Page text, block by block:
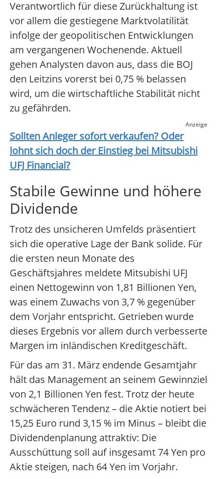
Verantwortlich für diese Zurückhaltung ist
vor allem die gestiegene Marktvolatilität
infolge der geopolitischen Entwicklungen
am vergangenen Wochenende. Aktuell
gehen Analysten davon aus, dass die BOJ
den Leitzins vorerst bei 0,75 % belassen
wird, um die wirtschaftliche Stabilität nicht
zu gefährden.
Anzeige
Sollten Anleger sofort verkaufen? Oder
lohnt sich doch der Einstieg bei Mitsubishi
UFJ Financial?
Stabile Gewinne und höhere
Dividende
Trotz des unsicheren Umfelds präsentiert
sich die operative Lage der Bank solide. Für
die ersten neun Monate des
Geschäftsjahres meldete Mitsubishi UFJ
einen Nettogewinn von 1,81 Billionen Yen,
was einem Zuwachs von 3,7 % gegenüber
dem Vorjahr entspricht. Getrieben wurde
dieses Ergebnis vor allem durch verbesserte
Margen im inländischen Kreditgeschäft.
Für das am 31. März endende Gesamtjahr
hält das Management an seinem Gewinnziel
von 2,1 Billionen Yen fest. Trotz der heute
schwächeren Tendenz – die Aktie notiert bei
15,25 Euro rund 3,15 % im Minus – bleibt die
Dividendenplanung attraktiv: Die
Ausschüttung soll auf insgesamt 74 Yen pro
Aktie steigen, nach 64 Yen im Vorjahr.